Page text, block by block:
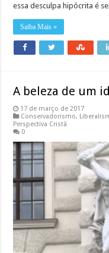
essa desculpa hipócrita é
Saiba Mais »
A beleza de um
17 de março de 2017
Conservadorismo,
Perspectiva Cristã
0